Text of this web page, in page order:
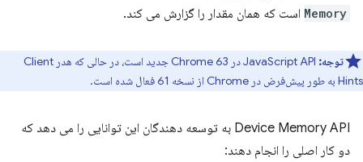
Memory است که همان مقدار را گزارش می کند.
توجه:
JavaScript API در Chrome 63 جدید است، در حالی که هدر Client
Hints به طور پیش‌فرض در Chrome از نسخه 61 فعال شده است.
Device Memory API به توسعه دهندگان این توانایی را می دهد که
دو کار اصلی را انجام دهند: